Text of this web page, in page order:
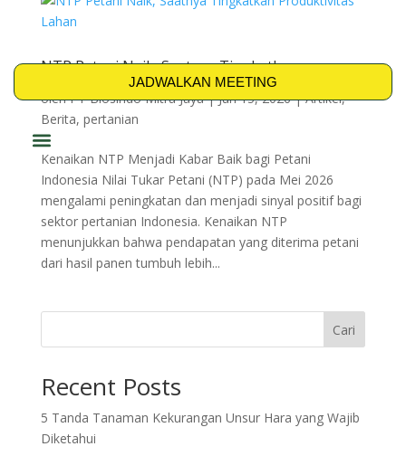
JADWALKAN MEETING
NTP Petani Naik, Saatnya Tingkatkan
Produktivitas Lahan
olehPT Biosindo Mitra Jaya|Jun 15, 2026|Artikel,
Berita, pertanian
Kenaikan NTP Menjadi Kabar Baik bagi Petani
Indonesia Nilai Tukar Petani (NTP) pada Mei 2026
mengalami peningkatan dan menjadi sinyal positif bagi
sektor pertanian Indonesia. Kenaikan NTP
menunjukkan bahwa pendapatan yang diterima petani
dari hasil panen tumbuh lebih...
Cari
Recent Posts
5 Tanda Tanaman Kekurangan Unsur Hara yang Wajib
Diketahui